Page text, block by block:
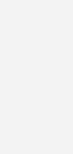
gesetzlichen
Lehrkräfte
ab.
aus dem Baumarkt
sagt Dr. Simone
der DGUV.
in den Raum
zentral.“ Siehe
nicht
geboten. UV-
von Luft,